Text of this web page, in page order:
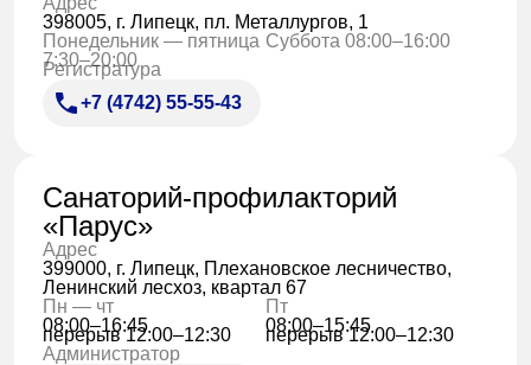
398005, г. Липецк, пл. Металлургов, 1
Понедельник — пятница
7:30–20:00
Суббота 08:00–16:00
Регистратура
+7 (4742) 55-55-43
Санаторий-профилакторий
«Парус»
Адрес
399000, г. Липецк, Плехановское лесничество,
Ленинский лесхоз, квартал 67
Пн — чт
08:00–16:45
перерыв 12:00–12:30
Пт
08:00–15:45
перерыв 12:00–12:30
Администратор